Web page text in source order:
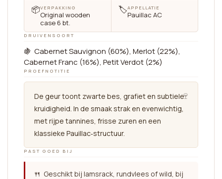
📦VERPAKKING
Original wooden
case 6 bt.
🏷APPELLATIE
Pauillac AC
DRUIVENSOORT
🍇 Cabernet Sauvignon (60%), Merlot (22%),
Cabernet Franc (16%), Petit Verdot (2%)
PROEFNOTITIE
🍷
De geur toont zwarte bes, grafiet en subtiele
kruidigheid. In de smaak strak en evenwichtig,
met rijpe tannines, frisse zuren en een
klassieke Pauillac‑structuur.
PAST GOED BIJ
🍴 Geschikt bij lamsrack, rundvlees of wild, bij